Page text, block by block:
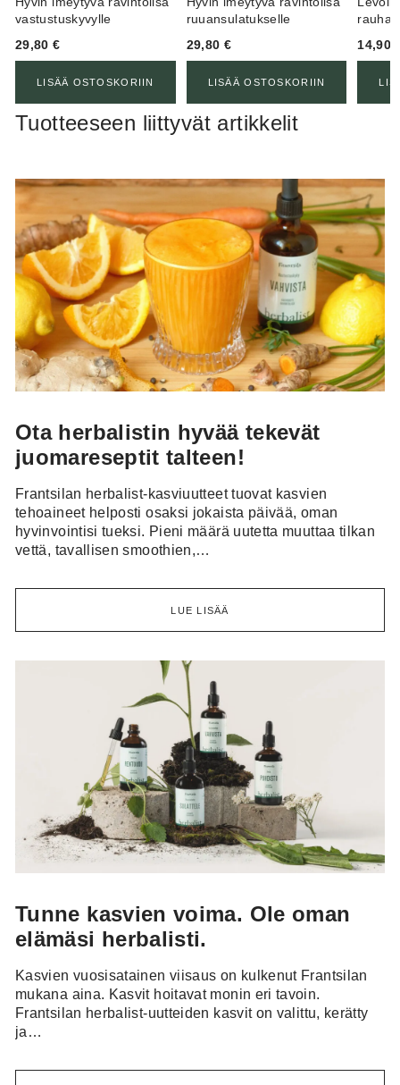
vastustuskyvylle
29,80€
LISÄÄ OSTOSKORIIN
ruuansulatukselle
29,80 €
LISÄÄ OSTOSKORIIN
14,90
Tuotteeseen liittyvät artikkelit
Ota herbalistin hyvää tekevät
juomareseptit talteen!
Frantsilan herbalist-kasviuutteet tuovat kasvien
tehoaineet helposti osaksi jokaista päivää, oman
hyvinvointisi tueksi. Pieni määrä uutetta muuttaa tilkan
vettä, tavallisen smoothien,…
LUE LISÄÄ
Tunne kasvien voima. Ole oman
elämäsi herbalisti.
Kasvien vuosisatainen viisaus on kulkenut Frantsilan
mukana aina. Kasvit hoitavat monin eri tavoin.
Frantsilan herbalist-uutteiden kasvit on valittu, kerätty
ja…